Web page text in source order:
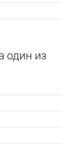
один из